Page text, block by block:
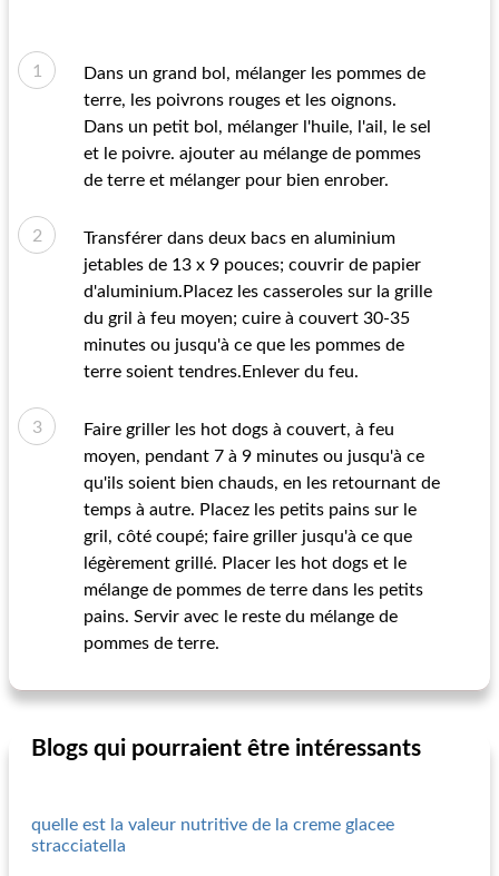
Dans un grand bol, mélanger les pommes de
terre, les poivrons rouges et les oignons.
Dans un petit bol, mélanger l'huile, l'ail, le sel
et le poivre. ajouter au mélange de pommes
de terre et mélanger pour bien enrober.
Transférer dans deux bacs en aluminium
jetables de 13 x 9 pouces; couvrir de papier
d'aluminium.Placez les casseroles sur la grille
du gril à feu moyen; cuire à couvert 30-35
minutes ou jusqu'à ce que les pommes de
terre soient tendres.Enlever du feu.
Faire griller les hot dogs à couvert, à feu
moyen, pendant 7 à 9 minutes ou jusqu'à ce
qu'ils soient bien chauds, en les retournant de
temps à autre. Placez les petits pains sur le
gril, côté coupé; faire griller jusqu'à ce que
légèrement grillé. Placer les hot dogs et le
mélange de pommes de terre dans les petits
pains. Servir avec le reste du mélange de
pommes de terre.
Blogs qui pourraient être intéressants
quelle est la valeur nutritive de la creme glacee
stracciatella